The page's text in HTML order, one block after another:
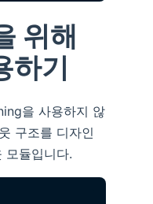
위해
하기
을 사용하지 않
구조를 디자인
모듈입니다.